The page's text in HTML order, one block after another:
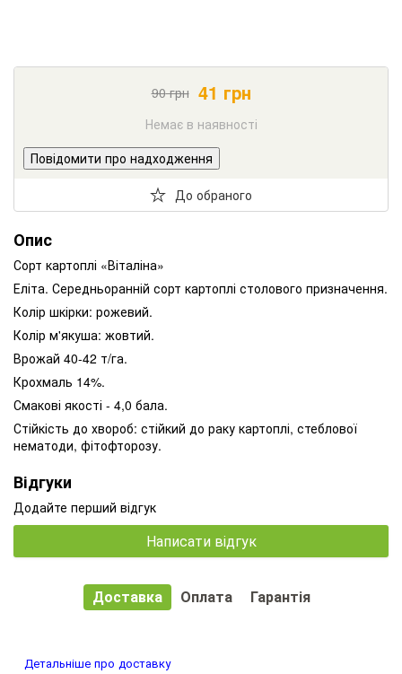
90грн 41 грн
Немає в наявності
Повідомити про надходження
До обраного
Опис
Сорт картоплі «Віталіна»
Еліта. Середньоранній сорт картоплі столового призначення.
Колір шкірки: рожевий.
Колір м'якуша: жовтий.
Врожай 40-42 т/га.
Крохмаль 14%.
Смакові якості - 4,0 бала.
Стійкість до хвороб: стійкий до раку картоплі, стеблової
нематоди, фітофторозу.
Відгуки
Додайте перший відгук
Написати відгук
Доставка Оплата Гарантія
Детальніше про доставку